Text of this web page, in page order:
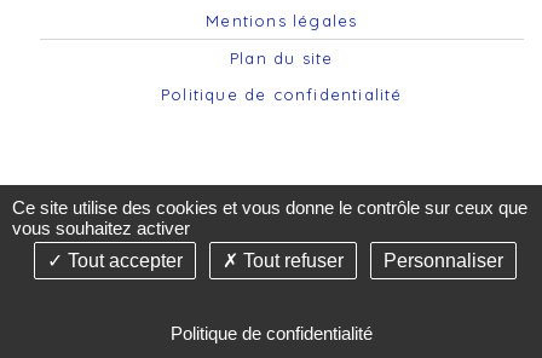
Mentions légales
Plan du site
Politique de confidentialité
©2019-26 AST74 - Tous droits réservés - Création &
de santé -Gestion des cookies
Ce site utilise des cookies et vous donne le contrôle sur ceux que
vous souhaitez activer
Tout accepter
Tout refuser Personnaliser
Politique de confidentialité